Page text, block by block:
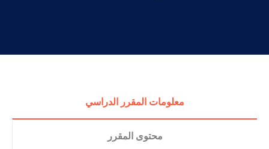
معلومات المقرر الدراسي
محتوى المقرر